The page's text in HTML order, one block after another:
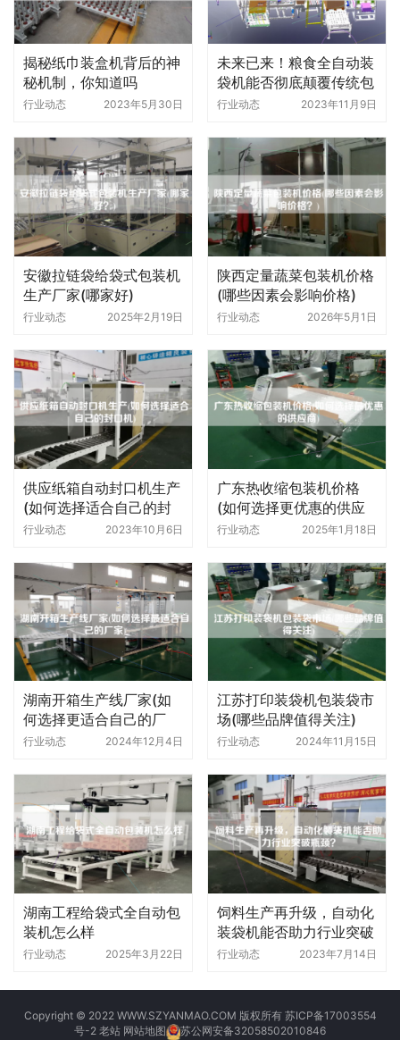
揭秘纸巾装盒机背后的神
秘机制，你知道吗
行业动态 2023年5月30日
未来已来！粮食全自动装
袋机能否彻底颠覆传统包
装方式
行业动态 2023年11月9日
安徽拉链袋给袋式包装机
生产厂家(哪家好)
行业动态 2025年2月19日
陕西定量蔬菜包装机价格
(哪些因素会影响价格)
行业动态 2026年5月1日
供应纸箱自动封口机生产
(如何选择适合自己的封
口机)
行业动态 2023年10月6日
广东热收缩包装机价格
(如何选择更优惠的供应
商)
行业动态 2025年1月18日
湖南开箱生产线厂家(如
何选择更适合自己的厂
家)
行业动态 2024年12月4日
江苏打印装袋机包装袋市
场(哪些品牌值得关注)
行业动态 2024年11月15日
湖南工程给袋式全自动包
装机怎么样
行业动态 2025年3月22日
饲料生产再升级，自动化
装袋机能否助力行业突破
瓶颈
行业动态 2023年7月14日
Copyright © 2022 WWW.SZYANMAO.COM 版权所有 苏ICP备17003554
号-2 老站 网站地图 苏公网安备32058502010846